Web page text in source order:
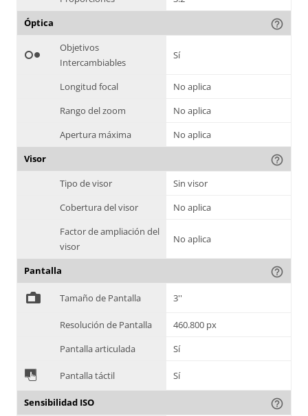
Óptica
help_outline
hdr_weak
Objetivos
Intercambiables
Sí
Longitud focal
No aplica
Rango del zoom
No aplica
Apertura máxima
No aplica
Visor
help_outline
Tipo de visor
Sin visor
Cobertura del visor
No aplica
Factor de ampliación del
visor
No aplica
Pantalla help_outline
% Tamaño de Pantalla 3''
Resolución de Pantalla
460.800 px
Pantalla articulada
Sí
& Pantalla táctil Sí
Sensibilidad ISO help_outline